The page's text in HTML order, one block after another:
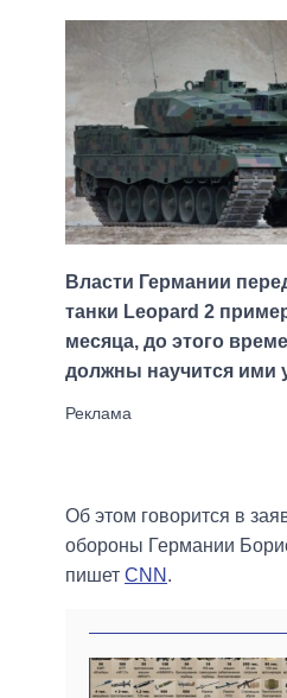
Власти Германии
танки Leopard 2
месяца, до этого
должны научится ими
Об этом говорится в
обороны Германии
пишет CNN .